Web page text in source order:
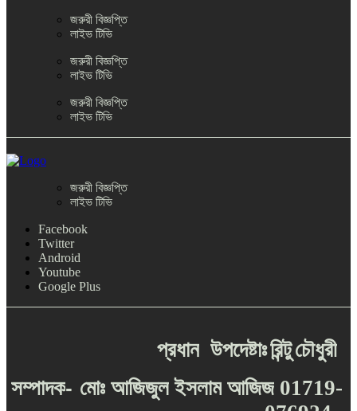
জরুরী বিজ্ঞপ্তি
লাইভ টিভি
জরুরী বিজ্ঞপ্তি
লাইভ টিভি
জরুরী বিজ্ঞপ্তি
লাইভ টিভি
জরুরী বিজ্ঞপ্তি
লাইভ টিভি
Facebook
Twitter
Android
Youtube
Google Plus
প্রধান উপদেষ্টাঃরিন্টুচৌধুরী
সম্পাদক- মোঃ আজিজুল ইসলাম আজিজ 01719-